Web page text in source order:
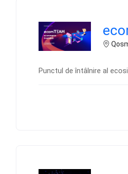
Punctul de întâlnire al